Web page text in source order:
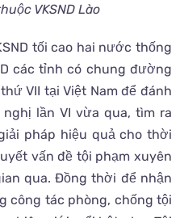
VKSND Lào
tối cao hai nước thống
các tỉnh có chung đường
VII tại Việt Nam để đánh
lần VI vừa qua, tìm ra
pháp hiệu quả cho thời
vấn đề tội phạm xuyên
qua. Đồng thời để nhận
công tác phòng, chống tội